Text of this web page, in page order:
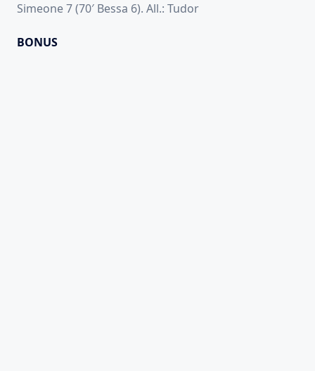
Simeone 7 (70′ Bessa 6). All.: Tudor
BONUS